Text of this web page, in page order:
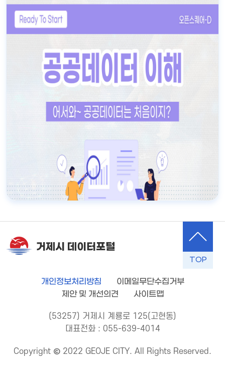
거제시 데이터포털
개인정보처리방침
이메일무단수집거부
제안 및 개선의견
사이트맵
(53257) 거제시 계룡로 125(고현동)
대표전화 : 055-639-4014
Copyright © 2022 GEOJE CITY. All Rights Reserved.
TOP